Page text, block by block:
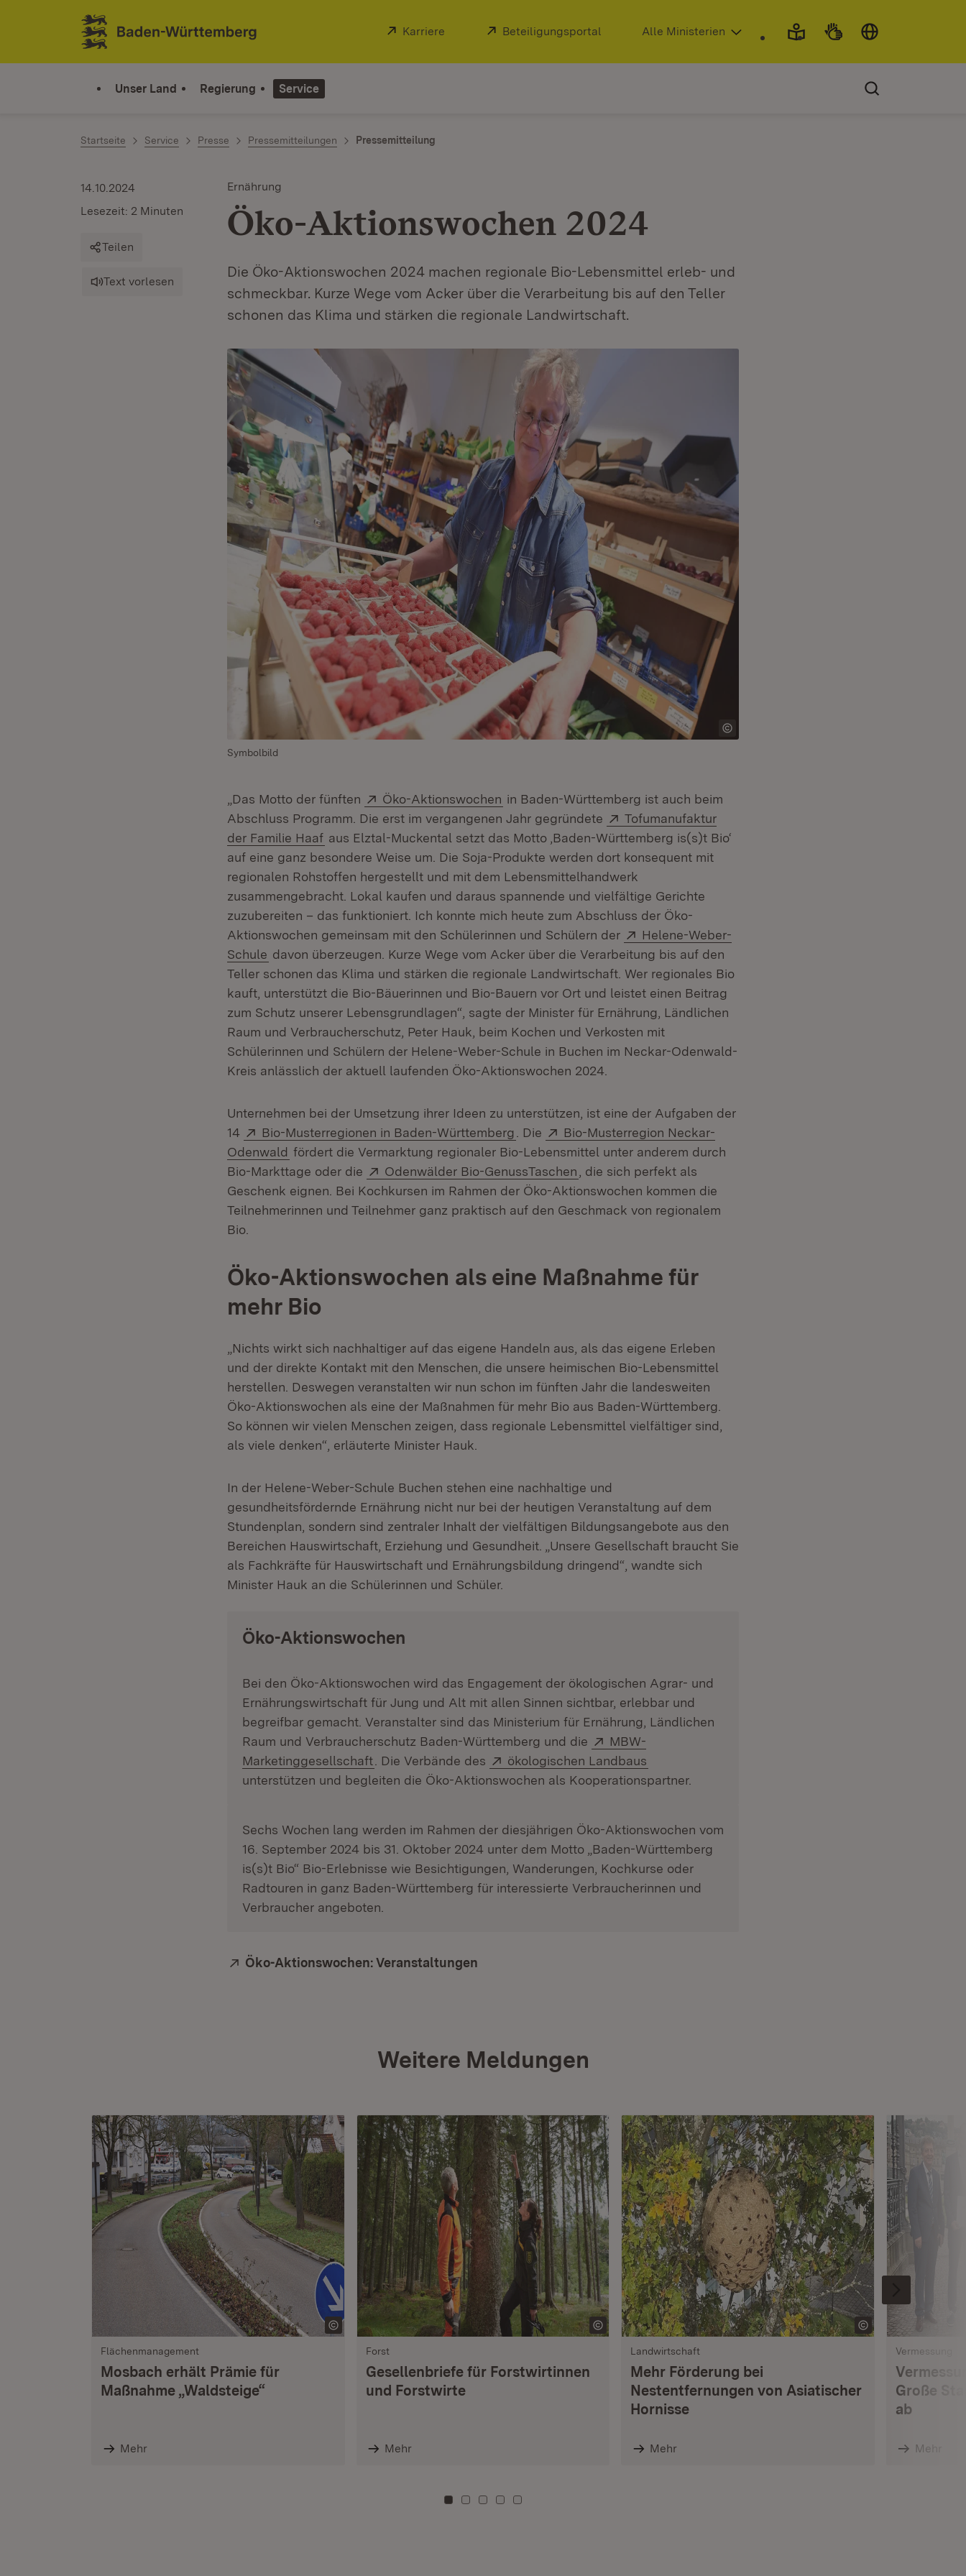
Zum Inhalt springen
Link zur Startseite
Extern:
Karriere (Öffnet in neuem Fenster)
Extern:
Beteiligungsportal (Öffnet in neuem Fenster)
Alle Ministerien
Unser Land Regierung Service
Startseite Service Presse Pressemitteilungen Pressemitteilung
Ernährung
Öko-Aktionswochen 2024
Die Öko-Aktionswochen 2024 machen regionale Bio-Lebensmittel erleb- und
schmeckbar. Kurze Wege vom Acker über die Verarbeitung bis auf den Teller
schonen das Klima und stärken die regionale Landwirtschaft.
14.10.2024
Lesezeit: 2 Minuten
Teilen
Text vorlesen
Symbolbild
„Das Motto der fünften Extern:
Öko-Aktionswochen (Öffnet in neuem Fenster)
in Baden-Württemberg ist auch beim
Abschluss Programm. Die erst im vergangenen Jahr gegründete
Extern:
Tofumanufaktur
der Familie Haaf (Öffnet in neuem Fenster)
aus Elztal-Muckental setzt das Motto ‚Baden-Württemberg is(s)t Bio‘
auf eine ganz besondere Weise um. Die Soja-Produkte werden dort konsequent mit
regionalen Rohstoffen hergestellt und mit dem Lebensmittelhandwerk
zusammengebracht. Lokal kaufen und daraus spannende und vielfältige Gerichte
zuzubereiten – das funktioniert. Ich konnte mich heute zum Abschluss der Öko-
Aktionswochen gemeinsam mit den Schülerinnen und Schülern der
Extern:
Helene-Weber-
Schule (Öffnet in neuem Fenster)
davon überzeugen. Kurze Wege vom Acker über die Verarbeitung bis auf den
Teller schonen das Klima und stärken die regionale Landwirtschaft. Wer regionales Bio
kauft, unterstützt die Bio-Bäuerinnen und Bio-Bauern vor Ort und leistet einen Beitrag
zum Schutz unserer Lebensgrundlagen“, sagte der Minister für Ernährung, Ländlichen
Raum und Verbraucherschutz, Peter Hauk, beim Kochen und Verkosten mit
Schülerinnen und Schülern der Helene-Weber-Schule in Buchen im Neckar-Odenwald-
Kreis anlässlich der aktuell laufenden Öko-Aktionswochen 2024.
Unternehmen bei der Umsetzung ihrer Ideen zu unterstützen, ist eine der Aufgaben der
14
Extern:
Bio-Musterregionen in Baden-Württemberg (Öffnet in neuem Fenster)
. Die Extern:
Bio-Musterregion Neckar-
Odenwald (Öffnet in neuem Fenster)
fördert die Vermarktung regionaler Bio-Lebensmittel unter anderem durch
Bio-Markttage oder die
Extern:
Odenwälder Bio-GenussTaschen (Öffnet in neuem Fenster)
, die sich perfekt als
Geschenk eignen. Bei Kochkursen im Rahmen der Öko-Aktionswochen kommen die
Teilnehmerinnen und Teilnehmer ganz praktisch auf den Geschmack von regionalem
Bio.
Öko-Aktionswochen als eine Maßnahme für
mehr Bio
„Nichts wirkt sich nachhaltiger auf das eigene Handeln aus, als das eigene Erleben
und der direkte Kontakt mit den Menschen, die unsere heimischen Bio-Lebensmittel
herstellen. Deswegen veranstalten wir nun schon im fünften Jahr die landesweiten
Öko-Aktionswochen als eine der Maßnahmen für mehr Bio aus Baden-Württemberg.
So können wir vielen Menschen zeigen, dass regionale Lebensmittel vielfältiger sind,
als viele denken“, erläuterte Minister Hauk.
In der Helene-Weber-Schule Buchen stehen eine nachhaltige und
gesundheitsfördernde Ernährung nicht nur bei der heutigen Veranstaltung auf dem
Stundenplan, sondern sind zentraler Inhalt der vielfältigen Bildungsangebote aus den
Bereichen Hauswirtschaft, Erziehung und Gesundheit. „Unsere Gesellschaft braucht Sie
als Fachkräfte für Hauswirtschaft und Ernährungsbildung dringend“, wandte sich
Minister Hauk an die Schülerinnen und Schüler.
Öko-Aktionswochen
Bei den Öko-Aktionswochen wird das Engagement der ökologischen Agrar- und
Ernährungswirtschaft für Jung und Alt mit allen Sinnen sichtbar, erlebbar und
begreifbar gemacht. Veranstalter sind das Ministerium für Ernährung, Ländlichen
Raum und Verbraucherschutz Baden-Württemberg und die
Extern:
MBW-
Marketinggesellschaft (Öffnet in neuem Fenster)
. Die Verbände des Extern:
ökologischen Landbaus
unterstützen und begleiten die Öko-Aktionswochen als Kooperationspartner.
Sechs Wochen lang werden im Rahmen der diesjährigen Öko-Aktionswochen vom
16. September 2024 bis 31. Oktober 2024 unter dem Motto „Baden-Württemberg
is(s)t Bio“ Bio-Erlebnisse wie Besichtigungen, Wanderungen, Kochkurse oder
Radtouren in ganz Baden-Württemberg für interessierte Verbraucherinnen und
Verbraucher angeboten.
Extern:
Öko-Aktionswochen: Veranstaltungen
Weitere Meldungen
Flächenmanagement
Mosbach erhält Prämie für
Maßnahme „Waldsteige“
Mehr
Forst
Gesellenbriefe für Forstwirtinnen
und Forstwirte
Mehr
Landwirtschaft
Mehr Förderung bei
Nestentfernungen von Asiatischer
Hornisse
Mehr
Vermessung
Große
ab
Mehr
Zu Kachel: 0
Zu Kachel: 3
Zu Kachel: 6
Zu Kachel: 9
Zu Kachel: 12